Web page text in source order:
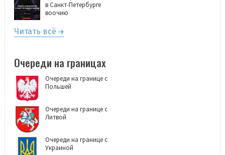
в Санкт-Петербурге
воочию
Читать всё
Очереди на границах
Очереди на границе с
Польшей
Очереди на границе с
Литвой
Очереди на границе с
Украиной